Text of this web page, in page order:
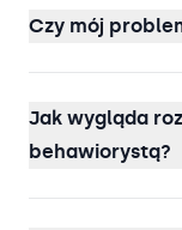
Czy mój
Jak wygląda
behawiorystą?